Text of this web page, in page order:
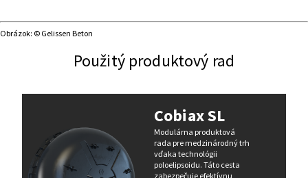
Obrázok: © Gelissen Beton
Použitý produktový rad
Cobiax SL
Modulárna produktová
rada pre medzinárodný trh
vďaka technológii
poloelipsoidu. Táto cesta
zabezpečuje efektívnu